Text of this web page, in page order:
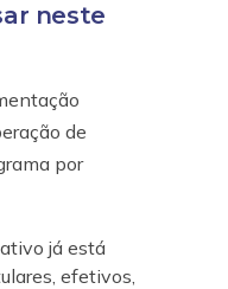
neste
de
por
já está
efetivos,